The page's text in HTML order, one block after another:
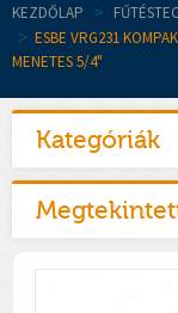
KEZDŐLAP >
> ESBE VRG231
MENETES 5/4"
Kategóriák